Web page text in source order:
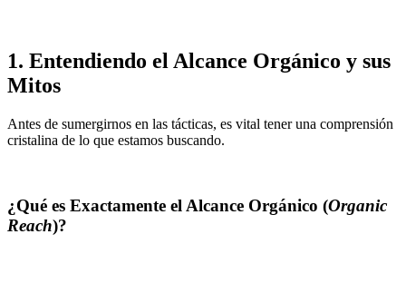
1. Entendiendo el Alcance Orgánico y sus
Mitos
Antes de sumergirnos en las tácticas, es vital tener una comprensión
cristalina de lo que estamos buscando.
¿Qué es Exactamente el Alcance Orgánico (Organic
Reach)?